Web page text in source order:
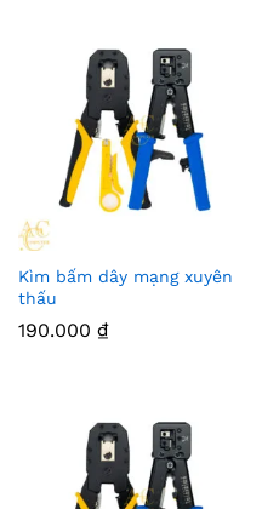
Kìm bấm dây mạng xuyên
thấu
190.000 ₫